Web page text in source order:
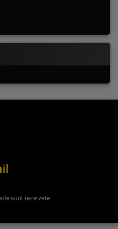
sunt rezervate.